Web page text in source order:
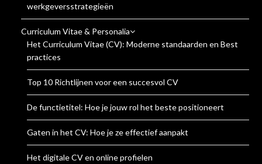
werkgeversstrategieën
Curriculum Vitae & Personalia
Het Curriculum Vitae (CV): Moderne standaarden en Best
practices
Top 10 Richtlijnen voor een succesvol CV
De functietitel: Hoe je jouw rol het beste positioneert
Gaten in het CV: Hoe je ze effectief aanpakt
Het digitale CV en online profielen